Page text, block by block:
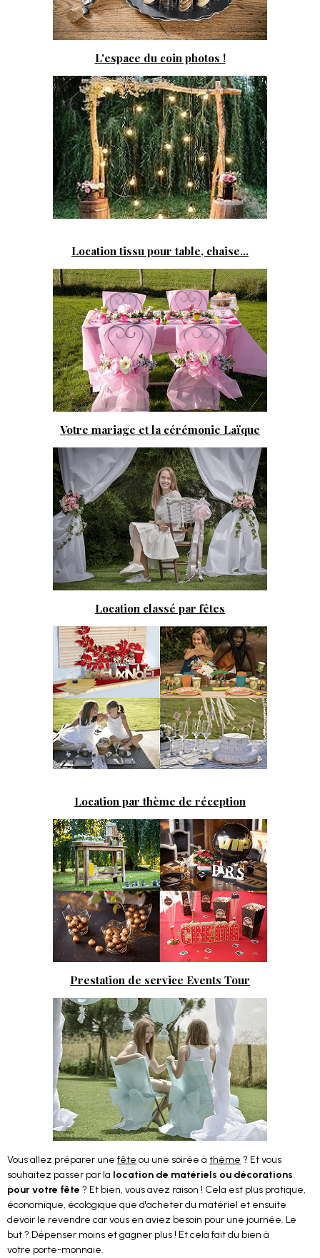
L'espace du coin photos !
Location tissu pour table, chaise...
Votre mariage et la cérémonie Laïque
Location classé par fêtes
Location par thème de réception
Prestation de service Events Tour
Vous allez préparer une fête ou une soirée à thème ? Et vous
souhaitez passer par la location de matériels ou décorations
pour votre fête ? Et bien, vous avez raison ! Cela est plus pratique,
économique, écologique que d'acheter du matériel et ensuite
devoir le revendre car vous en aviez besoin pour une journée. Le
but ? Dépenser moins et gagner plus ! Et cela fait du bien à
votre porte-monnaie.